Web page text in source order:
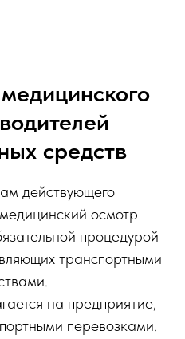
средств
действующего
осмотр
процедурой
транспортными
на предприятие,
перевозками.